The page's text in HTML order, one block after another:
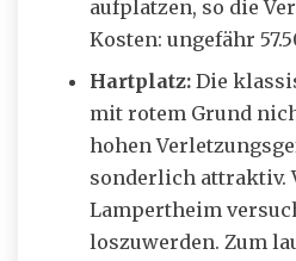
aufplatzen, so die
Kosten: ungefähr
Hartplatz: Die
mit rotem Grund
hohen
sonderlich attraktiv.
Lampertheim
loszuwerden. Zum